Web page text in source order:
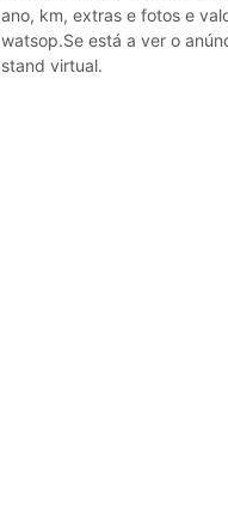
ano, km, extras e fotos e
watsop.Se está a ver o
stand virtual.